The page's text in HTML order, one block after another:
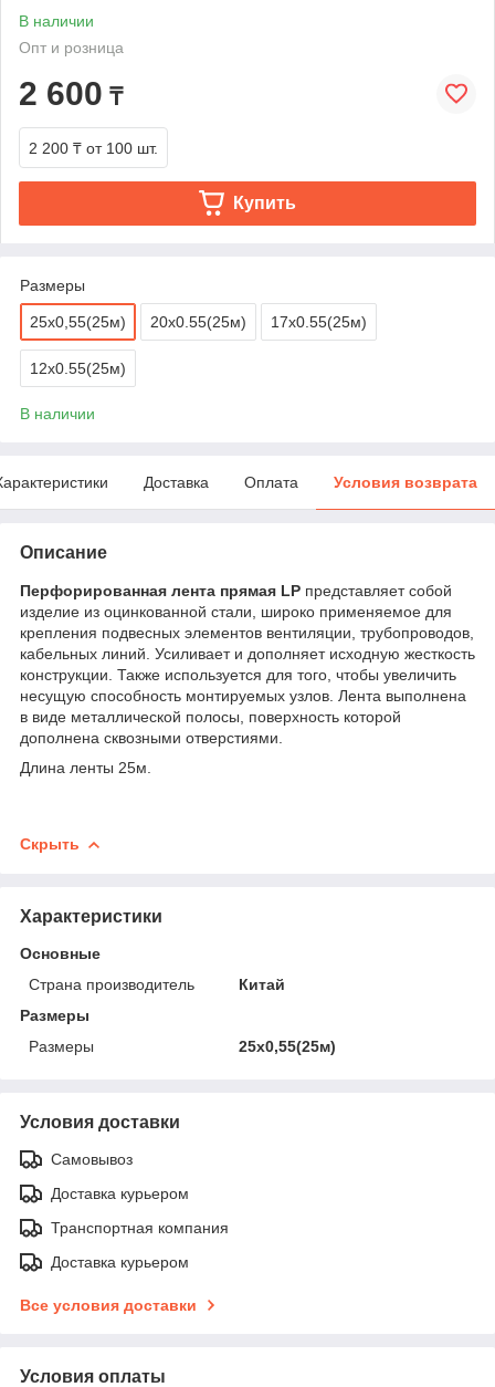
В наличии
Опт и розница
2 600 ₸
2 200 ₸ от 100 шт.
Купить
Размеры
25х0,55(25м) 20х0.55(25м) 17х0.55(25м)
12х0.55(25м)
В наличии
Доставка Оплата Условия возврата
Описание
Перфорированная лента прямая LP представляет собой
изделие из оцинкованной стали, широко применяемое для
крепления подвесных элементов вентиляции, трубопроводов,
кабельных линий. Усиливает и дополняет исходную жесткость
конструкции. Также используется для того, чтобы увеличить
несущую способность монтируемых узлов. Лента выполнена
в виде металлической полосы, поверхность которой
дополнена сквозными отверстиями.
Длина ленты 25м.
Скрыть
Характеристики
Основные
Страна производитель
Китай
Размеры
Размеры
25х0,55(25м)
Условия доставки
Самовывоз
Доставка курьером
Транспортная компания
Доставка курьером
Все условия доставки
Условия оплаты